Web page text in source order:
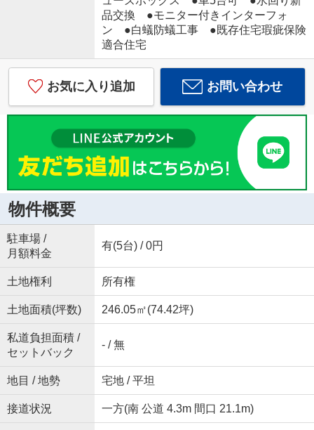
品交換 ●モニター付きインターフォ
ン ●白蟻防蟻工事 ●既存住宅瑕疵保険
適合住宅
お気に入り追加 お問い合わせ
物件概要
駐車場 /
月額料金
有(5台) / 0円
土地権利 所有権
土地面積(坪数) 246.05㎡(74.42坪)
私道負担面積 /
セットバック
- / 無
地目 / 地勢 宅地 / 平坦
接道状況 一方(南 公道 4.3m 間口 21.1m)